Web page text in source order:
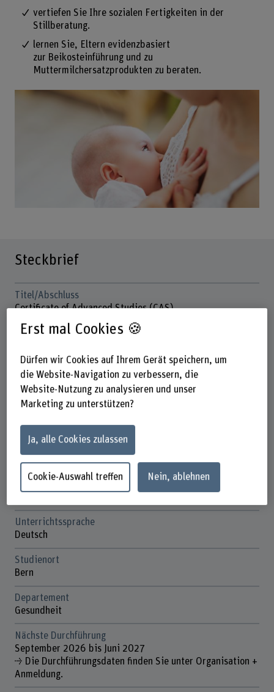
vertiefen Sie Ihre sozialen Fertigkeiten in der
Stillberatung.
lernen Sie, Eltern evidenzbasiert
zur Beikosteinführung und zu
Muttermilchersatzprodukten zu beraten.
Steckbrief
Titel/Abschluss
Certificate of Advanced Studies (CAS)
Dauer
Unterrichtstage
Donnerstag, Freitag, Samstag
Anmeldefrist
Anzahl ECTS
Unterrichtssprache
Deutsch
Studienort
Bern
Departement
Gesundheit
Nächste Durchführung
September 2026 bis Juni 2027
⇢ Die Durchführungsdaten finden Sie unter Organisation +
Anmeldung.
Erst mal Cookies 🍪
Dürfen wir Cookies auf Ihrem Gerät speichern, um
die Website-Navigation zu verbessern, die
Website-Nutzung zu analysieren und unser
Marketing zu unterstützen?
Ja, alle Cookies zulassen
Cookie-Auswahl treffen Nein, ablehnen